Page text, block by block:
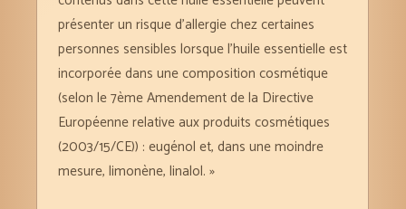
présenter un risque d’allergie chez certaines
personnes sensibles lorsque l’huile essentielle est
incorporée dans une composition cosmétique
(selon le 7ème Amendement de la Directive
Européenne relative aux produits cosmétiques
(2003/15/CE)) : eugénol et, dans une moindre
mesure, limonène, linalol. »